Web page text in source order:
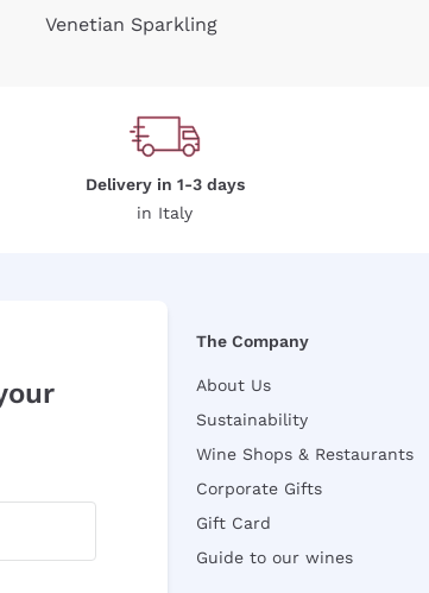
Venetian Sparkling
Delivery in 1-3 days
in Italy
The Company
About Us
Sustainability
Wine Shops & Restaurants
Corporate Gifts
Gift Card
Guide to our wines